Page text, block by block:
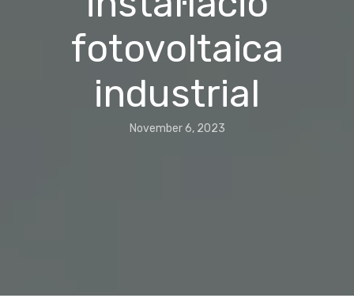
fotovoltaica
industrial
November 6, 2023